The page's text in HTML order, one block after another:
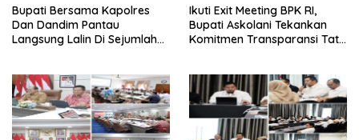
‎Bupati Bersama Kapolres
Dan Dandim Pantau
Langsung Lalin Di Sejumlah
Ikuti Exit Meeting BPK RI,
Bupati Askolani Tekankan
Komitmen Transparansi Tata